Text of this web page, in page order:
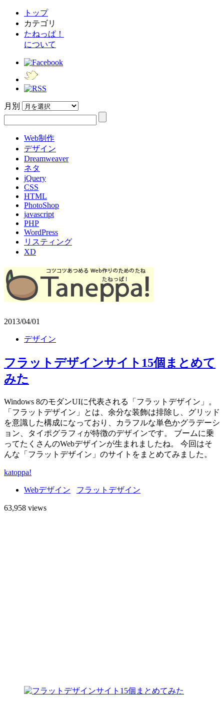
トップ
カテゴリ
たねっぱ！
について
月別
Web制作
デザイン
Dreamweaver
ネタ
jQuery
CSS
HTML
PhotoShop
javascript
PHP
WordPress
リスティング
XD
2013/04/01
デザイン
フラットデザインサイト15個まとめて
みた
Windows 8のモダンUIに代表される「フラットデザイン」。
「フラットデザイン」とは、余分な装飾は排除し、グリッド
を意識した構成になっており、カラフルな単色かグラデーシ
ョン、タイポグラフィが特徴のデザインです。 ブームに乗
ってたくさんのWebデザインが生まれましたね。 今回はそ
んな「フラットデザイン」のサイトをまとめてみました。
katoppa!
Webデザイン フラットデザイン
63,958 views